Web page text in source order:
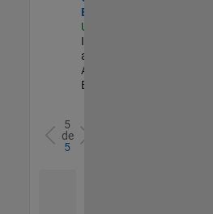
Engineer
US-MA-Natick
Infrastructure
and
Architecture |
Experimentado
5
de
5